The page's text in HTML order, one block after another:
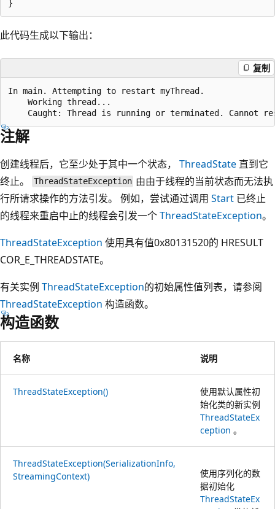
此代码生成以下输出：
复制
In main. Attempting to restart myThread.
    Working thread...
注解
创建线程后，它至少处于其中一个状态， ThreadState 直到它
终止。
ThreadStateException 由由于线程的当前状态而无法执
行所请求操作的方法引发。 例如，尝试通过调用 Start 已终止
的线程来重启中止的线程会引发一个ThreadStateException。
ThreadStateException 使用具有值0x80131520的 HRESULT
COR_E_THREADSTATE。
有关实例 ThreadStateException的初始属性值列表，请参阅
ThreadStateException 构造函数。
构造函数
名称 说明
ThreadStateException()
使用默认属性初
始化类的新实例
ThreadStateEx
ception 。
ThreadStateException(SerializationInfo,
StreamingContext)
使用序列化的数
据初始化
ThreadStateEx